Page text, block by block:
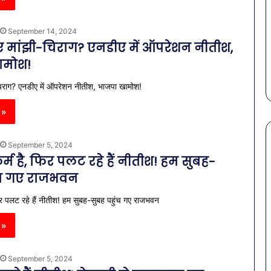
September 14, 2024
मांझी-चिराग? एनडीए में ऑपरेशन नीतीश,
एनडीए में ऑपरेशन नीतीश, भाजपा खामोश!
September 5, 2024
है, फिर पलट रहे हैं नीतीश! हम सुबह-
गए राजभवन
पलट रहे हैं नीतीश! हम सुबह-सुबह पहुंच गए राजभवन
September 5, 2024
की पहल: SAS
की पहली
का बड़ा
में
शामिल
पेट की समस्याओं से बचना है?
गर्मियों में डाइट में शामिल करें ये 7